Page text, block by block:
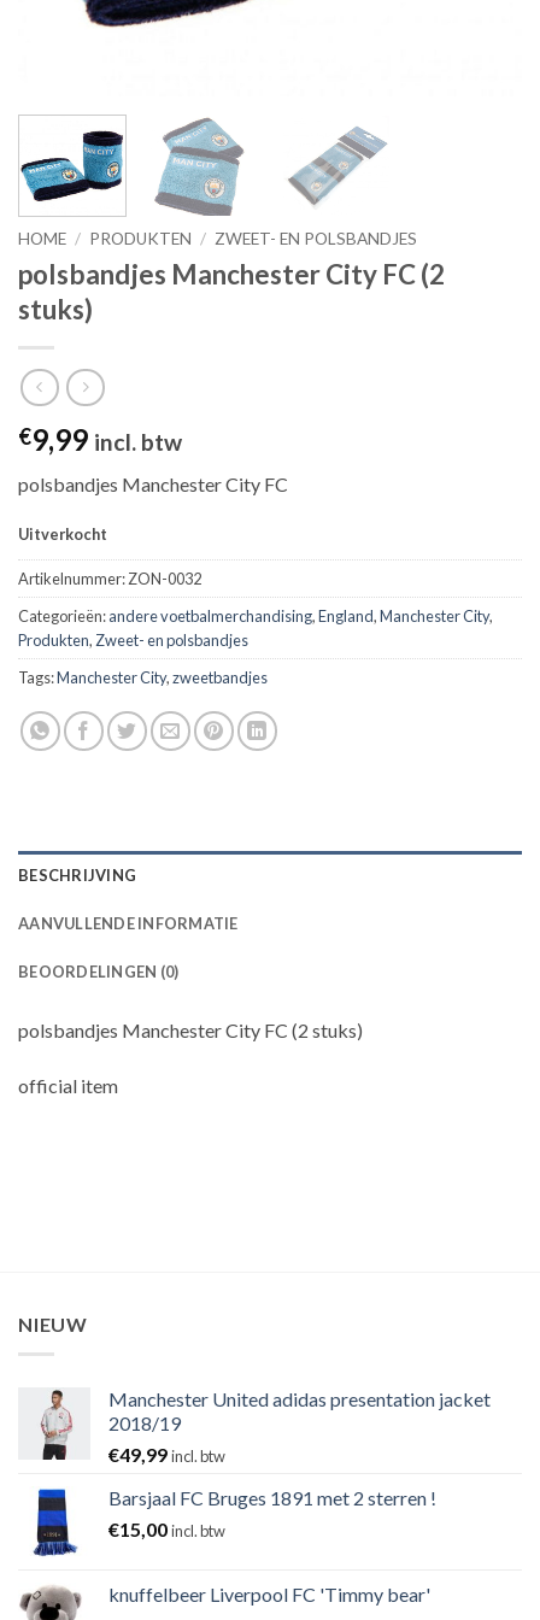
HOME / PRODUKTEN / ZWEET- EN POLSBANDJES
polsbandjes Manchester City FC (2
stuks)
€9,99 incl. btw
polsbandjes Manchester City FC
Uitverkocht
Artikelnummer:ZON-0032
Categorieën:andere voetbalmerchandising,England,Manchester City,
Produkten, Zweet- en polsbandjes
Tags:Manchester City,zweetbandjes
BESCHRIJVING
AANVULLENDE INFORMATIE
BEOORDELINGEN (0)
polsbandjes Manchester City FC (2 stuks)
official item
NIEUW
Manchester United adidas presentation jacket
2018/19
€49,99incl. btw
Barsjaal FC Bruges 1891 met 2 sterren !
€15,00incl. btw
knuffelbeer Liverpool FC 'Timmy bear'